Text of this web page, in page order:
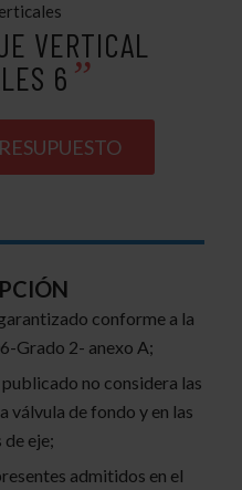
VERTICAL
6 ”
conforme a la
Grado 2- anexo A;
no considera las
válvula de fondo y en las
de eje;
admitidos en el